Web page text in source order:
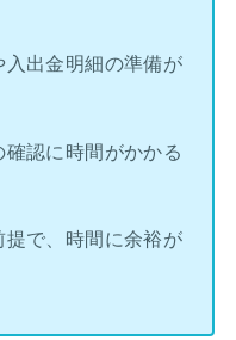
出金明細の準備が
認に時間がかかる
で、時間に余裕が